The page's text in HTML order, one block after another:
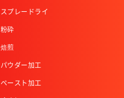
スプレードライ
粉砕
焙煎
パウダー加工
ペースト加工